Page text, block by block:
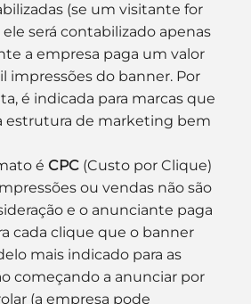
(se um visitante for
será contabilizado apenas
a empresa paga um valor
impressões do banner. Por
é indicada para marcas que
estrutura de marketing bem
é CPC (Custo por Clique)
ou vendas não são
e o anunciante paga
cada clique que o banner
mais indicado para as
começando a anunciar por
(a empresa pode